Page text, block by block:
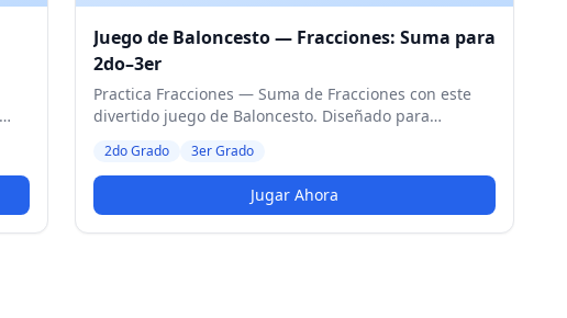
Juego de Baloncesto — Fracciones: Suma para
2do–3er
Practica Fracciones — Suma de Fracciones con este
divertido juego de Baloncesto. Diseñado para
2do Grado 3er Grado
Jugar Ahora